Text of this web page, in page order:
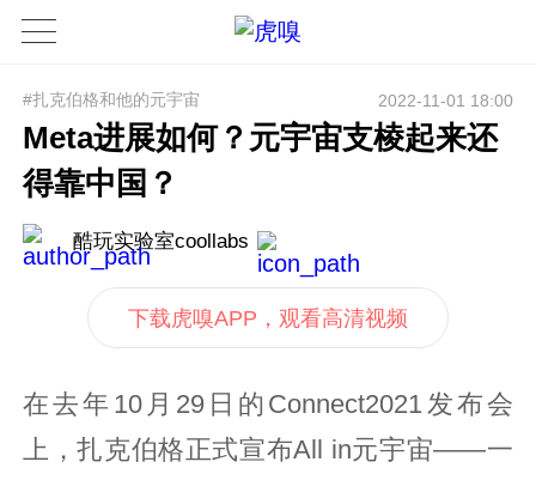
#扎克伯格和他的元宇宙 2022-11-01 18:00
Meta进展如何？元宇宙支棱起来还
得靠中国？
酷玩实验室coollabs
下载虎嗅APP，观看高清视频
在去年10月29日的Connect2021发布会
上，扎克伯格正式宣布All in元宇宙——一